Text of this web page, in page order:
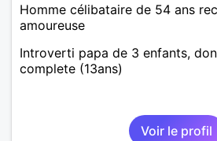
Homme célibataire de 54 ans
amoureuse
Introverti papa de 3 enfants,
complete (13ans)
Voir le profil